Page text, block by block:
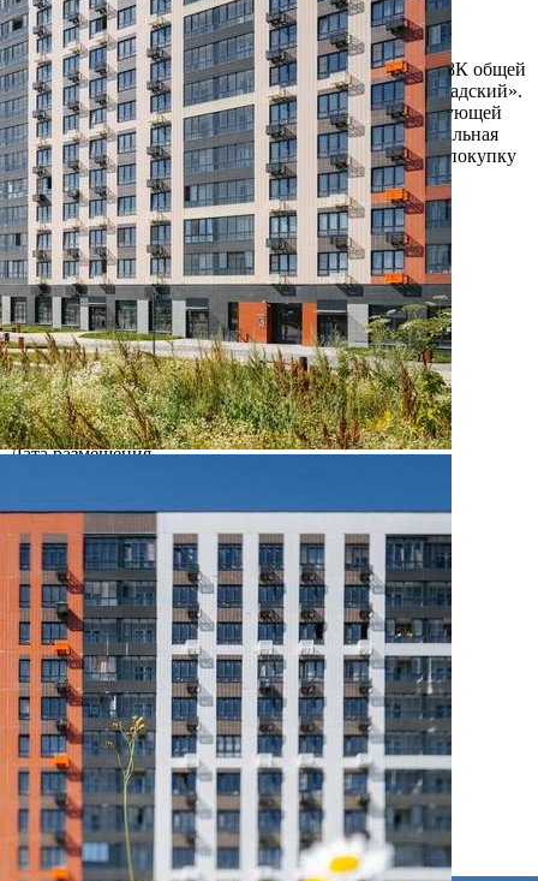
Москва / Московская обл
Получить контакты Посмотреть на карте
Прямая продажа от застройщика! Кладовая номер 148К общей
площадью 4.4 кв. м на -1-м этаже в ЖК «1-й Ленинградский».
Дополнительная скидка 2% на покупку 2-й и последующей
недвижимости: для клиентов предоставляется специальная
скидка до 2%. Скидку на вторую или последующую покупку
можно получить при приобретен...
353 (+)
Навигация
Характеристики
О помещении
Где находится
Контакты
Другие объявления
Характеристики помещения
№ объявления
107925
Дата размещения
Москва
Адрес
Ленинградское шоссе, д.228Бстр1
Расположено
Этаж
-1
Предлагается
Продажа
Желаемый / подходящий вид деятельности
Не указано
Назначение
Не указано
Размер площади (м2)
4.4
Цена за помещение
492 800 руб.
О помещении